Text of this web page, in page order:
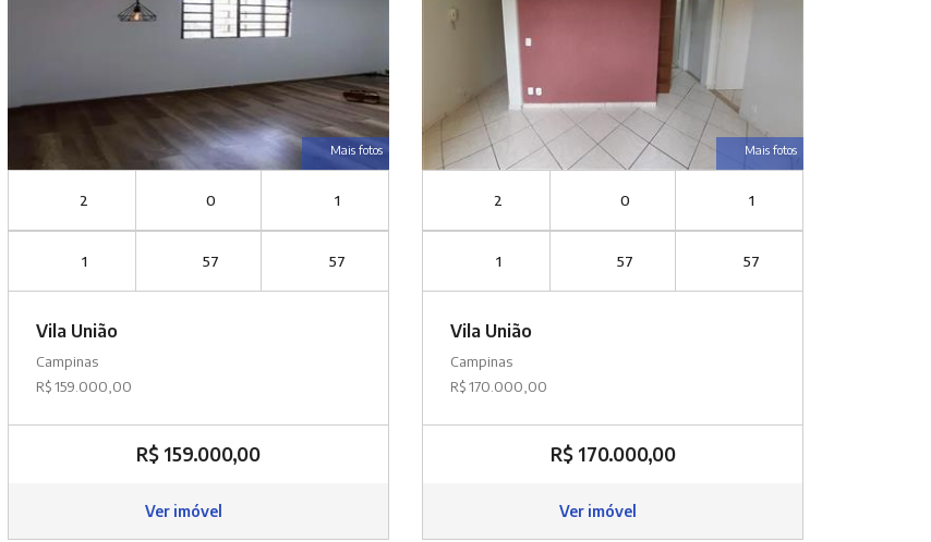
Mais fotos
2 0 1
1 57 57
Vila União
Campinas
R$ 159.000,00
R$ 159.000,00
Ver imóvel
Mais fotos
2 0 1
1 57 57
Vila União
Campinas
R$ 170.000,00
R$ 170.000,00
Ver imóvel